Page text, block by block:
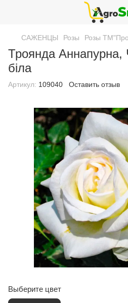
САЖЕНЦЫ Розы Розы
Троянда Аннапурна,
біла
Артикул: 109040 Оставить отзыв
Выберите цвет